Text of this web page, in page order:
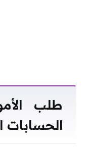
طلب